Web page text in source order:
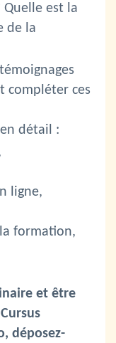
est la
de la
compléter ces
détail :
ligne,
formation,
et être
déposez-